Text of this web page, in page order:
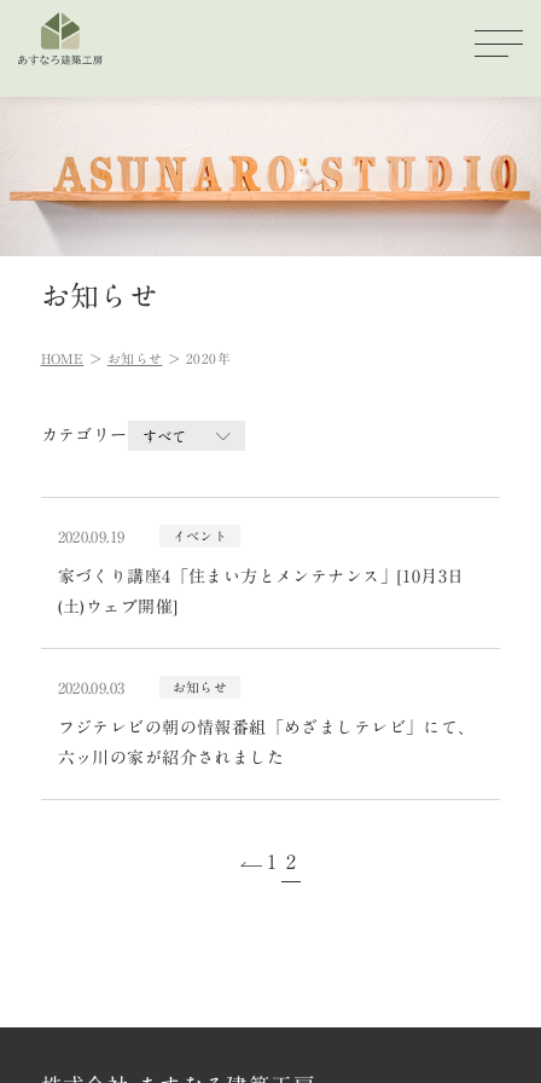
お知らせ
HOME お知らせ 2020年
カテゴリー
2020.09.19 イベント
家づくり講座4「住まい方とメンテナンス」[10月3日
(土)ウェブ開催]
2020.09.03 お知らせ
フジテレビの朝の情報番組「めざましテレビ」にて、
六ッ川の家が紹介されました
1 2